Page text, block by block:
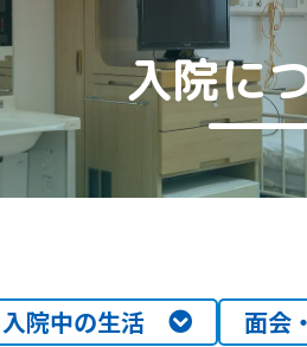
入院に
入院中の生活 面会